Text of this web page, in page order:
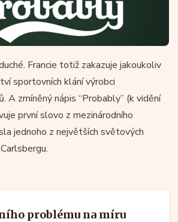
Francie totiž zakazuje jakoukoliv
sportovních klání výrobci
A zmíněný nápis “Probably” (k vidění
první slovo z mezinárodního
jednoho z největších světových
problému na míru